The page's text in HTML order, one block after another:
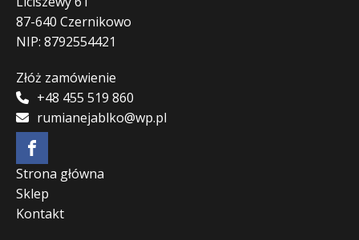
87-640 Czernikowo
NIP: 8792554421
Złóż zamówienie
+48 455 519 860
rumianejablko@wp.pl
Strona główna
Sklep
Kontakt